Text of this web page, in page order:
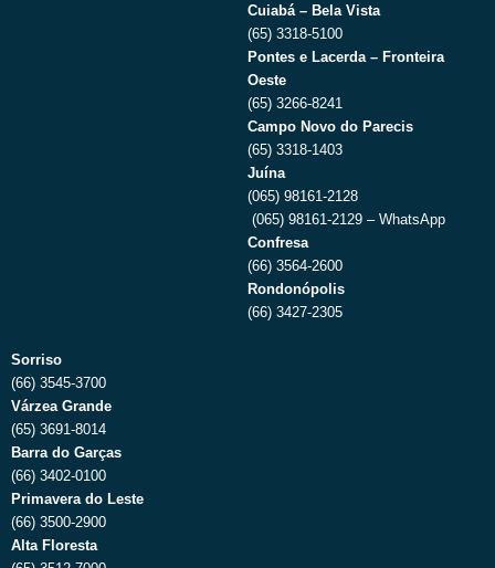
Cuiabá – Bela Vista
(65) 3318-5100
Pontes e Lacerda – Fronteira
Oeste
(65) 3266-8241
Campo Novo do Parecis
(65) 3318-1403
Juína
(065) 98161-2128
(065) 98161-2129 – WhatsApp
Confresa
(66) 3564-2600
Rondonópolis
(66) 3427-2305
Sorriso
(66) 3545-3700
Várzea Grande
(65) 3691-8014
Barra do Garças
(66) 3402-0100
Primavera do Leste
(66) 3500-2900
Alta Floresta